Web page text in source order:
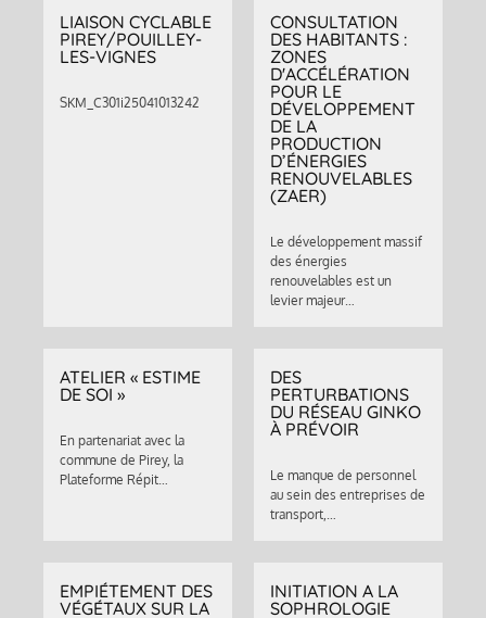
LIAISON CYCLABLE
PIREY/POUILLEY-
LES-VIGNES
SKM_C301i25041013242
CONSULTATION
DES HABITANTS :
ZONES
D'ACCÉLÉRATION
POUR LE
DÉVELOPPEMENT
DE LA
PRODUCTION
D’ÉNERGIES
RENOUVELABLES
(ZAER)
Le développement massif
des énergies
renouvelables est un
levier majeur…
ATELIER « ESTIME
DE SOI »
En partenariat avec la
commune de Pirey, la
Plateforme Répit…
DES
PERTURBATIONS
DU RÉSEAU GINKO
À PRÉVOIR
Le manque de personnel
au sein des entreprises de
transport,…
EMPIÉTEMENT DES
VÉGÉTAUX SUR LA
INITIATION A LA
SOPHROLOGIE